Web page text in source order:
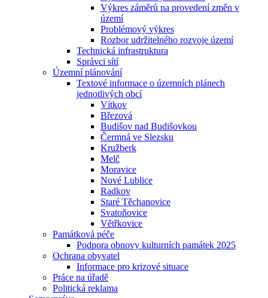
Výkres záměrů na provedení změn v
území
Problémový výkres
Rozbor udržitelného rozvoje území
Technická infrastruktura
Správci sítí
Územní plánování
Textové informace o územních plánech
jednotlivých obcí
Vítkov
Březová
Budišov nad Budišovkou
Čermná ve Slezsku
Kružberk
Melč
Moravice
Nové Lublice
Radkov
Staré Těchanovice
Svatoňovice
Větřkovice
Památková péče
Podpora obnovy kulturních památek 2025
Ochrana obyvatel
Informace pro krizové situace
Práce na úřadě
Politická reklama